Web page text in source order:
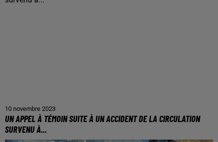
10 novembre 2023
UN APPEL À TÉMOIN SUITE À UN ACCIDENT DE LA CIRCULATION
SURVENU À...